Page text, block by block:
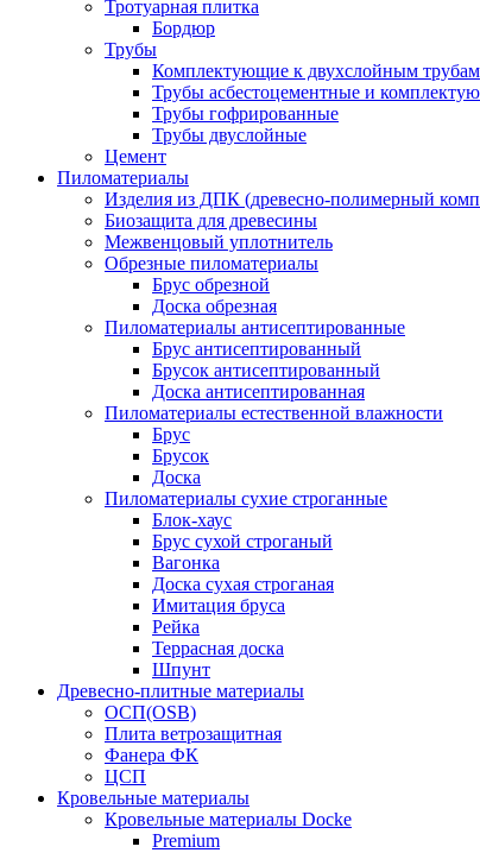
Тротуарная плитка
Бордюр
Трубы
Комплектующие к двухслойным трубам
Трубы асбестоцементные и
Трубы гофрированные
Трубы двуслойные
Цемент
Пиломатериалы
Изделия из ДПК (древесно-полимерный
Биозащита для древесины
Межвенцовый уплотнитель
Обрезные пиломатериалы
Брус обрезной
Доска обрезная
Пиломатериалы антисептированные
Брус антисептированный
Брусок антисептированный
Доска антисептированная
Пиломатериалы естественной влажности
Брус
Брусок
Доска
Пиломатериалы сухие строганные
Блок-хаус
Брус сухой строганый
Вагонка
Доска сухая строганая
Имитация бруса
Рейка
Террасная доска
Шпунт
Древесно-плитные материалы
ОСП(OSB)
Плита ветрозащитная
Фанера ФК
ЦСП
Кровельные материалы
Кровельные материалы Docke
Premium